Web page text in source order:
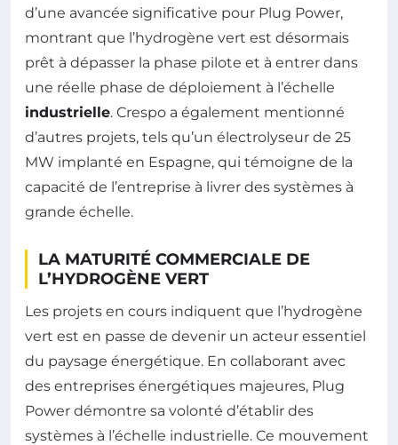
d’une avancée significative pour Plug Power,
montrant que l’hydrogène vert est désormais
prêt à dépasser la phase pilote et à entrer dans
une réelle phase de déploiement à l’échelle
industrielle. Crespo a également mentionné
d’autres projets, tels qu’un électrolyseur de 25
MW implanté en Espagne, qui témoigne de la
capacité de l’entreprise à livrer des systèmes à
grande échelle.
LA MATURITÉ COMMERCIALE DE
L’HYDROGÈNE VERT
Les projets en cours indiquent que l’hydrogène
vert est en passe de devenir un acteur essentiel
du paysage énergétique. En collaborant avec
des entreprises énergétiques majeures, Plug
Power démontre sa volonté d’établir des
systèmes à l’échelle industrielle. Ce mouvement